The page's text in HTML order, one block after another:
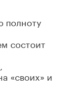
полноту
состоит
«своих» и